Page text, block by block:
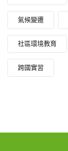
氣候變遷
社區環境教育
跨國實習